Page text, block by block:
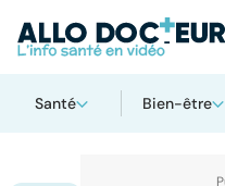
Santé Bien-être